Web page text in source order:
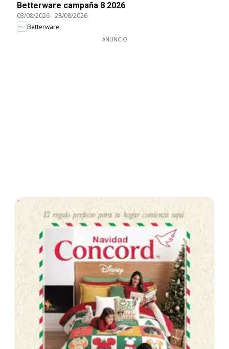
Betterware campaña 8 2026
03/08/2026-28/08/2026
Betterware
ANUNCIO